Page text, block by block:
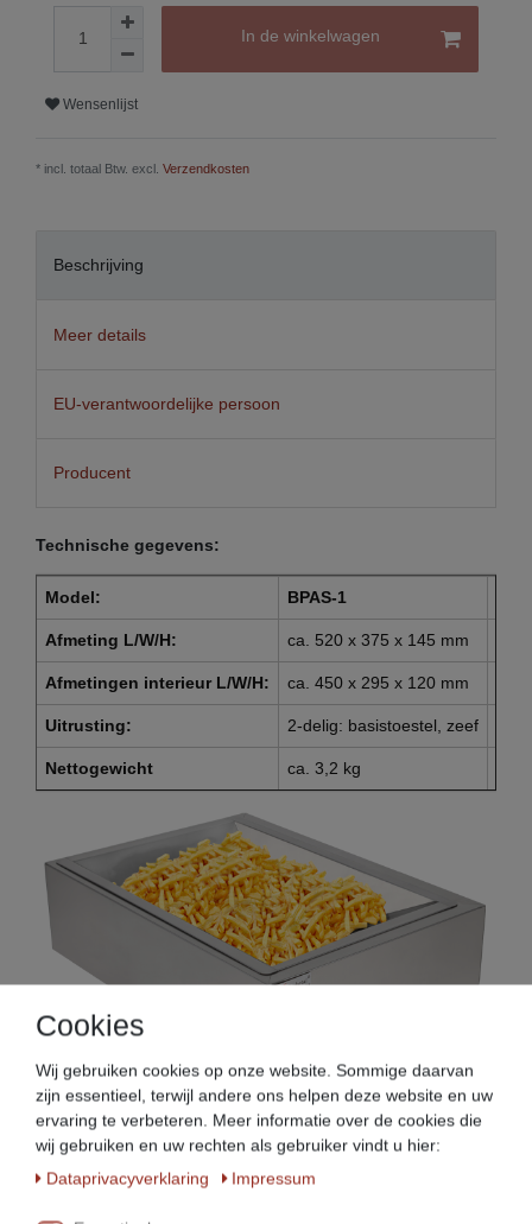
In de winkelwagen
Wensenlijst
* incl. totaal Btw. excl. Verzendkosten
Beschrijving
Meer details
EU-verantwoordelijke persoon
Producent
Technische gegevens:
Model: BPAS-1
Afmeting L/W/H: ca. 520 x 375 x 145 mm
Afmetingen interieur L/W/H: ca. 450 x 295 x 120 mm
Uitrusting: 2-delig: basistoestel, zeef
Nettogewicht ca. 3,2 kg
(Voorbeeldafbeelding: toont het BPAS-1 model - decoratieve
artikelen zijn niet bij de levering inbegrepen)
Cookies
Wij gebruiken cookies op onze website. Sommige daarvan
zijn essentieel, terwijl andere ons helpen deze website en uw
ervaring te verbeteren. Meer informatie over de cookies die
wij gebruiken en uw rechten als gebruiker vindt u hier:
Data­privacy­verklaring
Impressum